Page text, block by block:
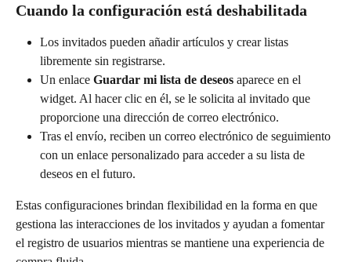
Cuando la configuración está deshabilitada
Los invitados pueden añadir artículos y crear listas
libremente sin registrarse.
Un enlace Guardar mi lista de deseos aparece en el
widget. Al hacer clic en él, se le solicita al invitado que
proporcione una dirección de correo electrónico.
Tras el envío, reciben un correo electrónico de seguimiento
con un enlace personalizado para acceder a su lista de
deseos en el futuro.
Estas configuraciones brindan flexibilidad en la forma en que
gestiona las interacciones de los invitados y ayudan a fomentar
el registro de usuarios mientras se mantiene una experiencia de